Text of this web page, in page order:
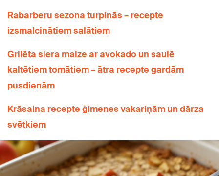
Rabarberu sezona turpinās – recepte
izsmalcinātiem salātiem
Grilēta siera maize ar avokado un saulē
kaltētiem tomātiem – ātra recepte gardām
pusdienām
Krāsaina recepte ģimenes vakariņām un dārza
svētkiem